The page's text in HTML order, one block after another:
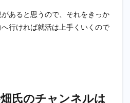
あると思うので、それをきっか
行ければ就活は上手くいくので
氏のチャンネルは